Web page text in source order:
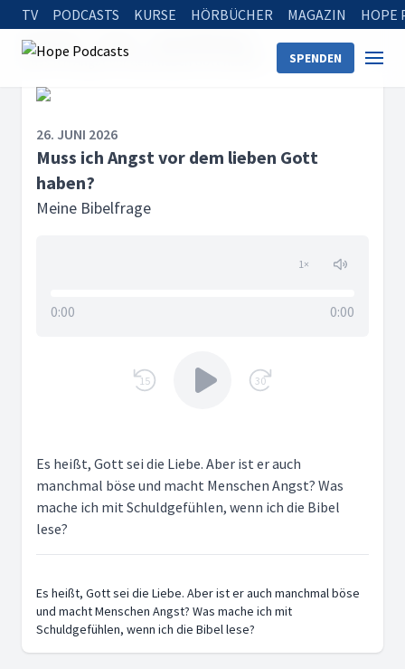
TV PODCASTS KURSE HÖRBÜCHER MAGAZIN HOPE
SPENDEN
Startseite
Muss ich Angst vor dem lieben Gott haben?
26. JUNI 2026
Muss ich Angst vor dem lieben Gott
haben?
Meine Bibelfrage
1×
0:00 0:00
15 30
Es heißt, Gott sei die Liebe. Aber ist er auch
manchmal böse und macht Menschen Angst? Was
mache ich mit Schuldgefühlen, wenn ich die Bibel
lese?
Es heißt, Gott sei die Liebe. Aber ist er auch manchmal böse
und macht Menschen Angst? Was mache ich mit
Schuldgefühlen, wenn ich die Bibel lese?